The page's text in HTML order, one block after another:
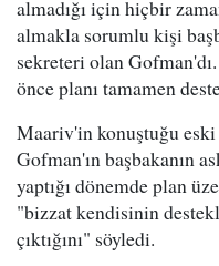
almadığı için hiçbir
almakla sorumlu kişi
sekreteri olan
önce planı tamamen
Maariv'in konuştuğu
Gofman'ın başbakanın
yaptığı dönemde plan
"bizzat kendisinin
çıktığını" söyledi.